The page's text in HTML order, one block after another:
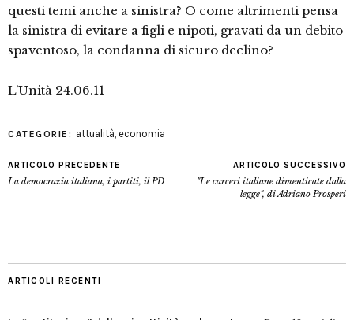
questi temi anche a sinistra? O come altrimenti pensa
la sinistra di evitare a figli e nipoti, gravati da un debito
spaventoso, la condanna di sicuro declino?
L’Unità 24.06.11
CATEGORIE: attualità, economia
ARTICOLO PRECEDENTE
La democrazia italiana, i partiti, il PD
ARTICOLO SUCCESSIVO
"Le carceri italiane dimenticate dalla
legge", di Adriano Prosperi
ARTICOLI RECENTI